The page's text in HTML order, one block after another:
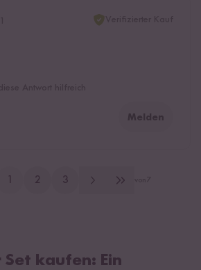
Melden
2 3
Set kaufen: Ein